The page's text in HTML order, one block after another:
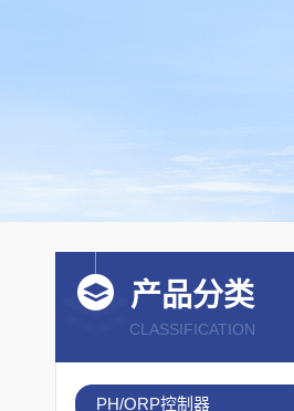
产品分类
CLASSIFICATION
PH/ORP控制器